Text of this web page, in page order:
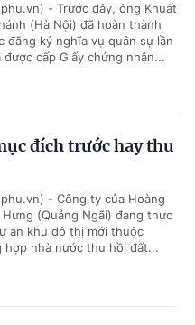
- Trước đây, ông Khuất
(Hà Nội) đã hoàn thành
đăng ký nghĩa vụ quân sự lần
được cấp Giấy chứng nhận...
đích trước hay thu
- Công ty của Hoàng
Hưng (Quảng Ngãi) đang thực
án khu đô thị mới thuộc
hợp nhà nước thu hồi đất...